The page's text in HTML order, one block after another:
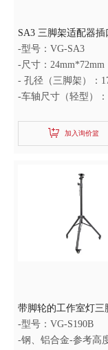
SA3 三脚架适配器插
-型号：VG-SA3
-尺寸：24mm*72mm
- 孔径（三脚架）：
-车轴尺寸（轻型）
加入询价篮
带脚轮的工作室灯三
-型号：VG-S190B
-钢、铝合金-参考高